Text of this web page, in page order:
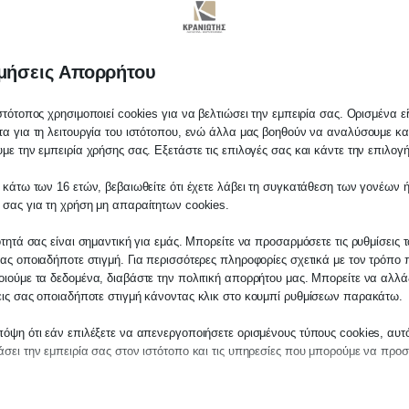
Ποιους αφορά
θα φτάσουν έως και τα
σε οποιαδήποτε παραγγελία υπηρεσίας
παρακαλούμε επικοινωνήστε μαζί μας
529, είτε μέσω email στο
για να επιβεβαιώσουμε
υπόθεση σας.
Απορρήτου
χρησιμοποιεί cookies για να βελτιώσει την εμπειρία σας. Ορισμένα
για τη λειτουργία του ιστότοπου, ενώ άλλα μας βοηθούν να αναλύσουμε
την εμπειρία χρήσης σας. Εξετάστε τις επιλογές σας και κάντε την
κάτω των 16 ετών, βεβαιωθείτε ότι έχετε λάβει τη συγκατάθεση των γονέων
για τη χρήση μη απαραίτητων cookies.
σας είναι σημαντική για εμάς. Μπορείτε να προσαρμόσετε τις ρυθμίσεις
οποιαδήποτε στιγμή. Για περισσότερες πληροφορίες σχετικά με τον τρόπο
τα δεδομένα, διαβάστε την πολιτική απορρήτου μας. Μπορείτε να
σας οποιαδήποτε στιγμή κάνοντας κλικ στο κουμπί ρυθμίσεων παρακάτω.
ότι εάν επιλέξετε να απενεργοποιήσετε ορισμένους τύπους cookies,
την εμπειρία σας στον ιστότοπο και τις υπηρεσίες που μπορούμε να